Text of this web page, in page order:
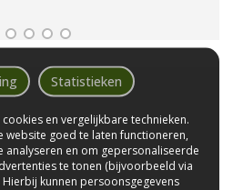
Statistieken
en vergelijkbare technieken.
goed te laten functioneren,
analyseren en om gepersonaliseerde
te tonen (bijvoorbeeld via
kunnen persoonsgegevens